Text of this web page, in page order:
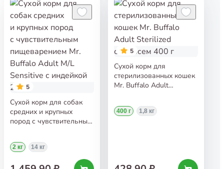
5
Сухой корм для собак
средних и крупных
пород с чувствительным
Buffalo Adult M/L
Sensitive с индейкой 2 кг
2 кг 14 кг
5
Сухой корм для
стерилизованных кошек
Mr. Buffalo Adult
400 г 1,8 кг